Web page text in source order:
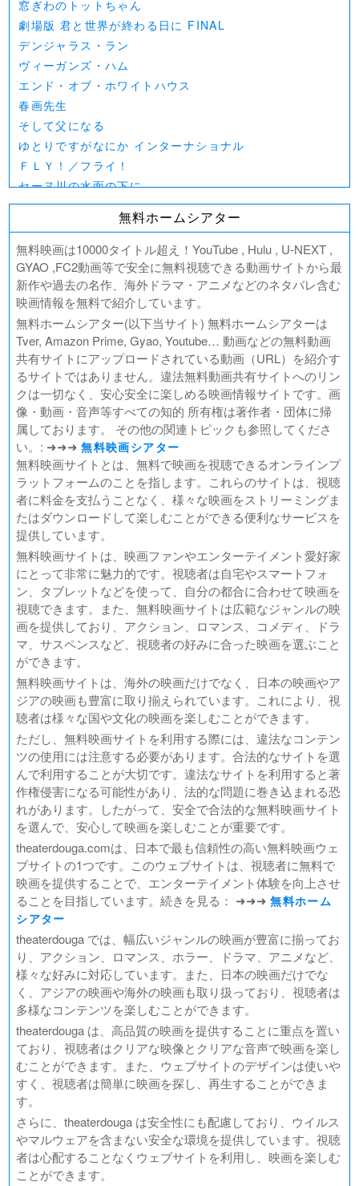
窓ぎわのトットちゃん
劇場版 君と世界が終わる日に FINAL
デンジャラス・ラン
ヴィーガンズ・ハム
エンド・オブ・ホワイトハウス
春画先生
そして父になる
ゆとりですがなにか インターナショナル
ＦＬＹ！／フライ！
セーヌ川の水面の下に
北極百貨店のコンシェルジュさん
好きでも嫌いなあまのじゃく
デジモンアドベンチャー02 THE BEGINNING
範馬刃牙VSケンガンアシュラ
一月の声に歓びを刻め
PLAY! ～勝つとか負けるとかは、どーでもよくて～
ULTRAMAN： RISING
BLAME!（ブラム）
ゴールデンカムイ
FUKUYAMA MASAHARU LIVE FILM 言霊の幸わう夏
@NIPPON BUDOKAN 2023
春の画 SHUNGA
熱のあとに
Civil War（原題）
翔んで埼玉 ～琵琶湖より愛をこめて～
無料ホームシアター
無料映画は10000タイトル超え！YouTube , Hulu , U-NEXT ,
GYAO ,FC2動画等で安全に無料視聴できる動画サイトから最
新作や過去の名作、海外ドラマ・アニメなどのネタバレ含む
映画情報を無料で紹介しています。
無料ホームシアター(以下当サイト) 無料ホームシアターは
Tver, Amazon Prime, Gyao, Youtube… 動画などの無料動画
共有サイトにアップロードされている動画（URL）を紹介す
るサイトではありません。違法無料動画共有サイトへのリン
クは一切なく、安心安全に楽しめる映画情報サイトです。画
像・動画・音声等すべての知的 所有権は著作者・団体に帰
属しております。 その他の関連トピックも参照してくださ
い。: ➜➜➜無料映画シアター
無料映画サイトとは、無料で映画を視聴できるオンラインプ
ラットフォームのことを指します。これらのサイトは、視聴
者に料金を支払うことなく、様々な映画をストリーミングま
たはダウンロードして楽しむことができる便利なサービスを
提供しています。
無料映画サイトは、映画ファンやエンターテイメント愛好家
にとって非常に魅力的です。視聴者は自宅やスマートフォ
ン、タブレットなどを使って、自分の都合に合わせて映画を
視聴できます。また、無料映画サイトは広範なジャンルの映
画を提供しており、アクション、ロマンス、コメディ、ドラ
マ、サスペンスなど、視聴者の好みに合った映画を選ぶこと
ができます。
無料映画サイトは、海外の映画だけでなく、日本の映画やア
ジアの映画も豊富に取り揃えられています。これにより、視
聴者は様々な国や文化の映画を楽しむことができます。
ただし、無料映画サイトを利用する際には、違法なコンテン
ツの使用には注意する必要があります。合法的なサイトを選
んで利用することが大切です。違法なサイトを利用すると著
作権侵害になる可能性があり、法的な問題に巻き込まれる恐
れがあります。したがって、安全で合法的な無料映画サイト
を選んで、安心して映画を楽しむことが重要です。
theaterdouga.comは、日本で最も信頼性の高い無料映画ウェ
ブサイトの1つです。このウェブサイトは、視聴者に無料で
映画を提供することで、エンターテイメント体験を向上させ
ることを目指しています。続きを見る： ➜➜➜無料ホーム
シアター
theaterdouga では、幅広いジャンルの映画が豊富に揃ってお
り、アクション、ロマンス、ホラー、ドラマ、アニメなど、
様々な好みに対応しています。また、日本の映画だけでな
く、アジアの映画や海外の映画も取り扱っており、視聴者は
多様なコンテンツを楽しむことができます。
theaterdouga は、高品質の映画を提供することに重点を置い
ており、視聴者はクリアな映像とクリアな音声で映画を楽し
むことができます。また、ウェブサイトのデザインは使いや
すく、視聴者は簡単に映画を探し、再生することができま
す。
さらに、theaterdouga は安全性にも配慮しており、ウイルス
やマルウェアを含まない安全な環境を提供しています。視聴
者は心配することなくウェブサイトを利用し、映画を楽しむ
ことができます。